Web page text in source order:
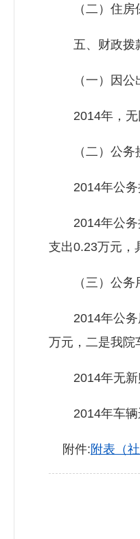
（二）住房保
五、财政拨款
（一）因公
2014年，无
（二）公务
2014年公务接
2014年公务接
支出0.23万元，
（三）公务
2014年公务用
万元，二是我院
2014年无新购
2014年车辆运
附件: 附表（